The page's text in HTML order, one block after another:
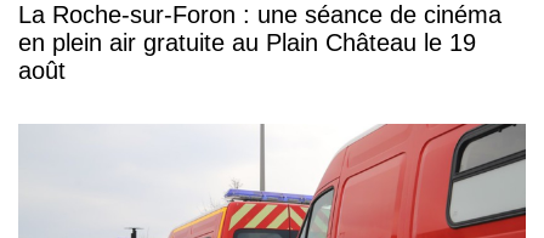
La Roche-sur-Foron : une séance de cinéma
en plein air gratuite au Plain Château le 19
août